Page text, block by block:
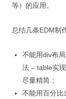
等）的应用。
总结几条EDM制
不能用div布
法 – table实
尽量精简；
不能用百分比